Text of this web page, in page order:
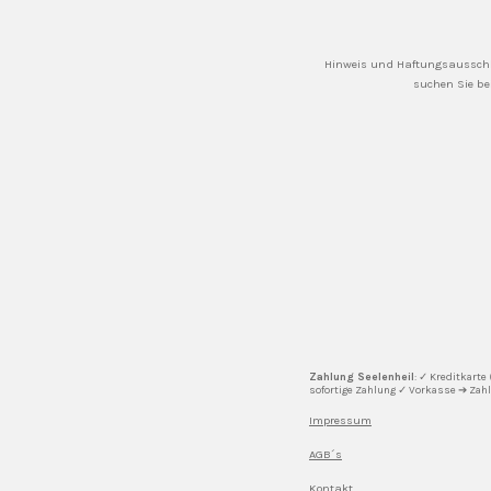
Hinweis und
suchen Sie
Zahlung Seelenheil: ✓ Kreditkarte
sofortige Zahlung ✓ Vorkasse ➔
Impressum
AGB´s